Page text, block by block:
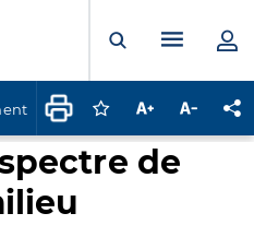
Ouvrir laMenu
Connectez-vous
Augmenter la
de